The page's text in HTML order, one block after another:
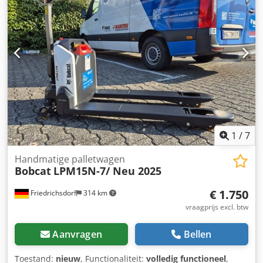
snelwissel Extra functie: Dcedpfx Aozrv Ulsguok Geen CE-
keuring of registratie Geen documentatie
1 /7
Friedrichsdorf 314 km
Handmatige palletwagen
Bobcat LPM15N-7/ Neu 2025
€ 1.750
vraagprijs excl. btw
Aanvragen Bellen
Toestand: nieuw, Functionaliteit: volledig functioneel,